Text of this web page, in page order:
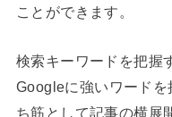
ことができます。
検索キーワードを把握
Googleに強いワード
ち筋として記事の横展